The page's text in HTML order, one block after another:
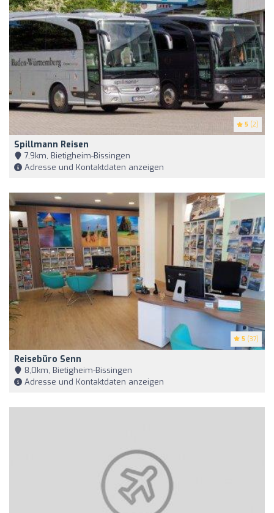
5 (2)
Spillmann Reisen
7,9km, Bietigheim-Bissingen
Adresse und Kontaktdaten anzeigen
5 (37)
Reisebüro Senn
8,0km, Bietigheim-Bissingen
Adresse und Kontaktdaten anzeigen